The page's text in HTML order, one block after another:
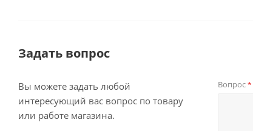
Задать вопрос
Вы можете задать любой
интересующий вас вопрос по товару
или работе магазина.
Вопрос*